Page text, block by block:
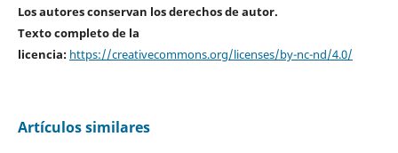
Los autores conservan los derechos de autor.
Texto completo de la
licencia: https://creativecommons.org/licenses/by-nc-nd/4.0/
Artículos similares